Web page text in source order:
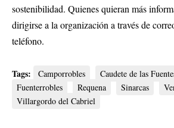
sostenibilidad. Quienes quieran más
dirigirse a la organización a través de
teléfono.
Tags: Camporrobles Caudete de las
Fuenterrobles
Requena Sinarcas
Villargordo del Cabriel